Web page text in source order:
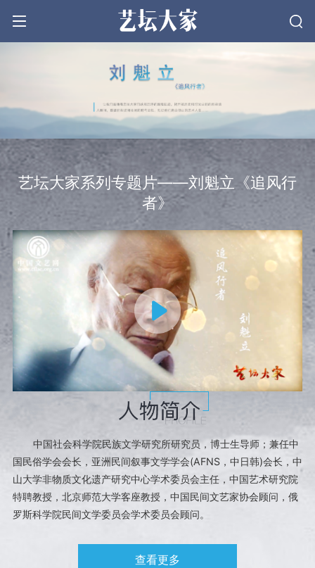
文学
戏剧
电影
音乐
美术
书法
曲艺
舞蹈
艺坛大家系列专题片——刘魁立《追风行
者》
中国社会科学院民族文学研究所
研究员
进入数字艺术馆
中国社会科学院民族文学研究所研究员，博士生导师；兼任中
国民俗学会会长，亚洲民间叙事文学学会(AFNS，中日韩)会长，中
山大学非物质文化遗产研究中心学术委员会主任，中国艺术研究院
特聘教授，北京师范大学客座教授，中国民间文艺家协会顾问，俄
罗斯科学院民间文学委员会学术委员会顾问。
查看更多